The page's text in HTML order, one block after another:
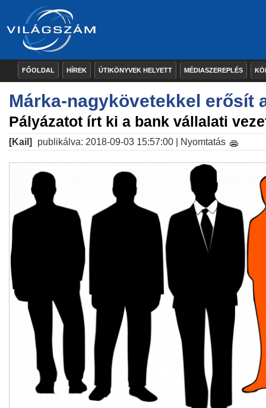
FŐOLDAL HÍREK ÚTIKÖNYVEK HELYETT MÉDIASZEREPLÉS
Márka-nagykövetekkel erősít
Pályázatot írt ki a bank vállalati
[Kail] publikálva: 2018-09-03 15:57:00 | Nyomtatás